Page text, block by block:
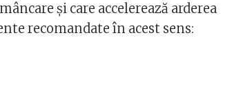
și care accelerează arderea
recomandate în acest sens: